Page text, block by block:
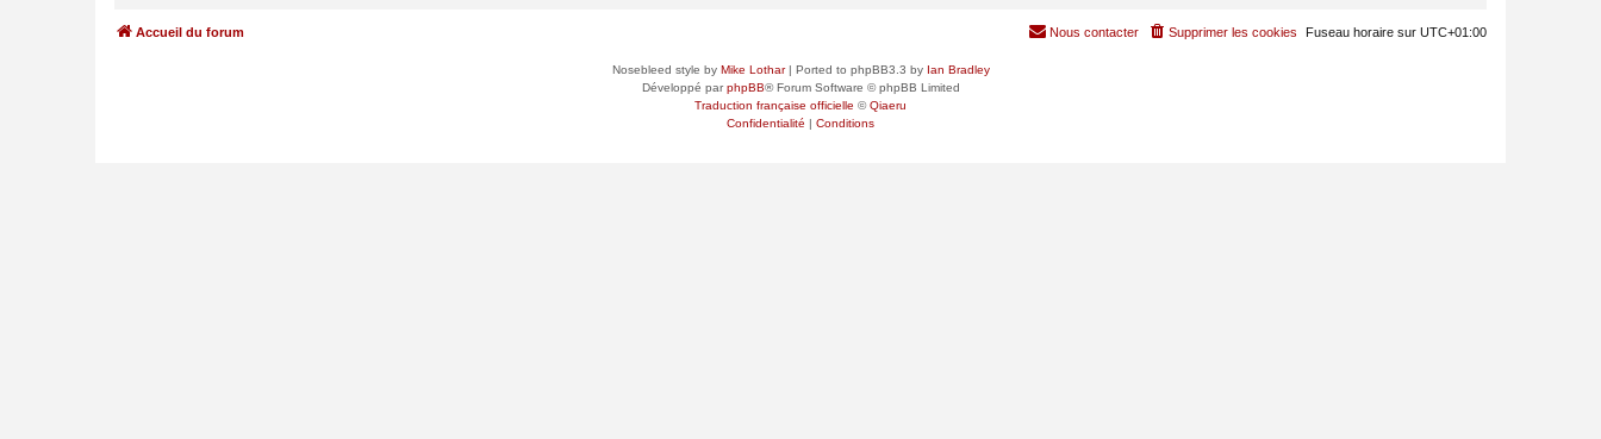
Accueil du forum Fuseau horaire sur UTC+01:00
Supprimer les cookies
Nous contacter
Nosebleed style by Mike Lothar| Ported to phpBB3.3 by Ian Bradley
Développé parphpBB® Forum Software © phpBB Limited
Traduction française officielle ©Qiaeru
Confidentialité | Conditions